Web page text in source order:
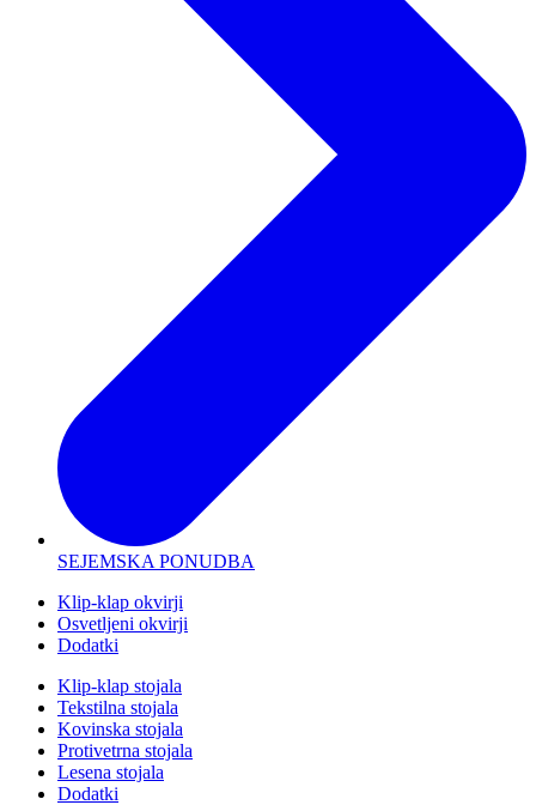
SEJEMSKA PONUDBA
Klip-klap okvirji
Osvetljeni okvirji
Dodatki
Klip-klap stojala
Tekstilna stojala
Kovinska stojala
Protivetrna stojala
Lesena stojala
Dodatki